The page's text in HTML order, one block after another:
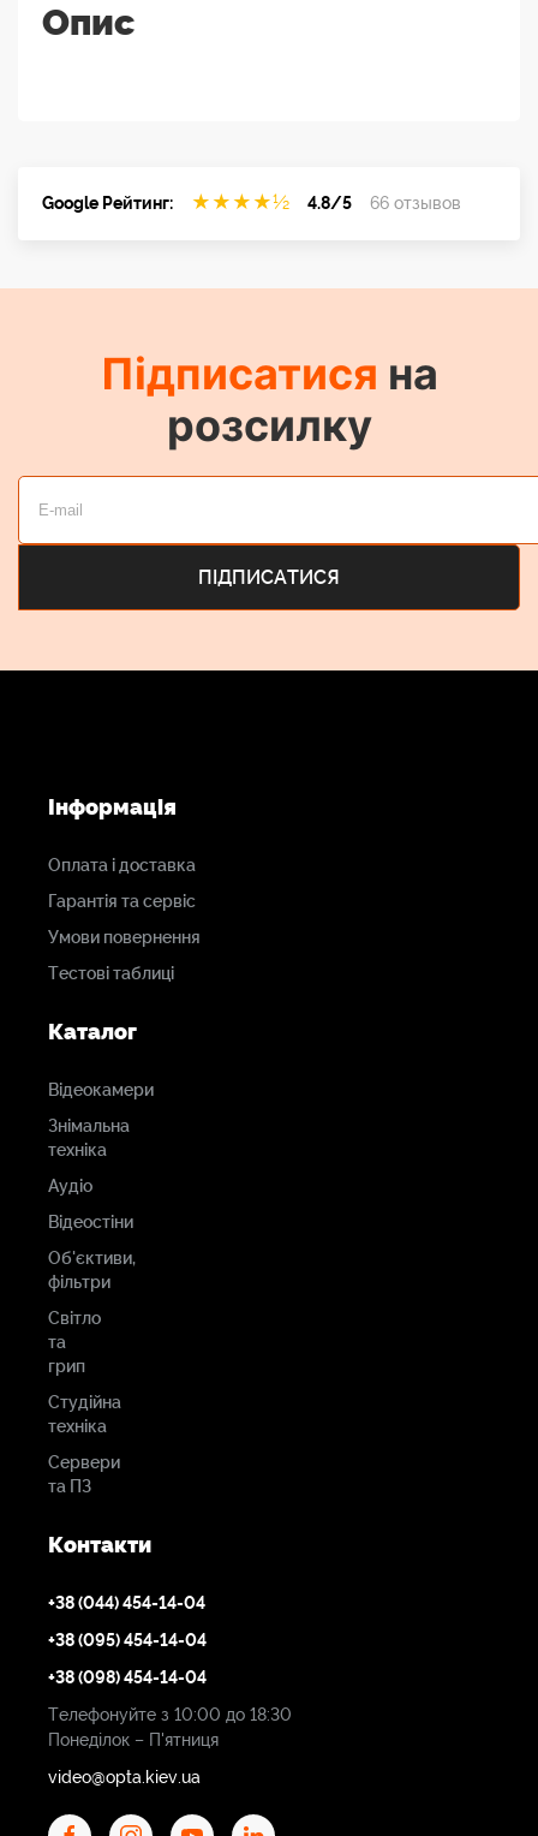
Опис
Google Рейтинг: ★ ★ ★ ★½ 4.8/5 66 отзывов
Підписатися на
розсилку
Інформація
Оплата і доставка
Гарантія та сервіс
Умови повернення
Тестові таблиці
Каталог
Відеокамери
Знімальна
техніка
Аудіо
Відеостіни
Об'єктиви,
фільтри
Світло
та
грип
Студійна
техніка
Сервери
та ПЗ
Контакти
+38 (044) 454-14-04
+38 (095) 454-14-04
+38 (098) 454-14-04
Телефонуйте з 10:00 до 18:30
Понеділок – П'ятниця
video@opta.kiev.ua